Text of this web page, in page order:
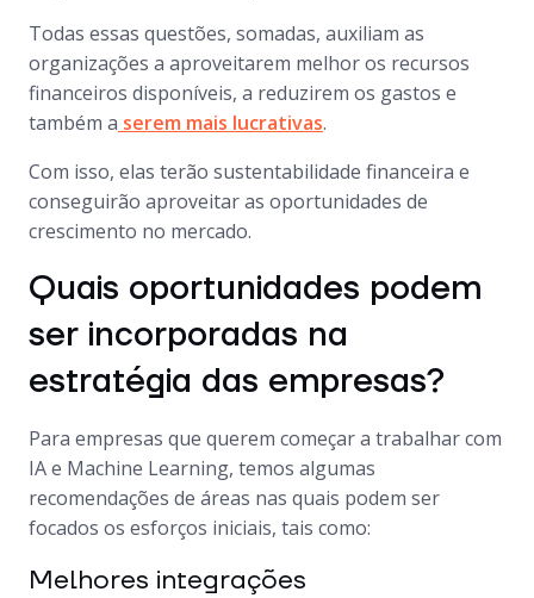
Todas essas questões, somadas, auxiliam as
organizações a aproveitarem melhor os recursos
financeiros disponíveis, a reduzirem os gastos e
também a serem mais lucrativas.
Com isso, elas terão sustentabilidade financeira e
conseguirão aproveitar as oportunidades de
crescimento no mercado.
Quais oportunidades podem
ser incorporadas na
estratégia das empresas?
Para empresas que querem começar a trabalhar com
IA e Machine Learning, temos algumas
recomendações de áreas nas quais podem ser
focados os esforços iniciais, tais como:
Melhores integrações